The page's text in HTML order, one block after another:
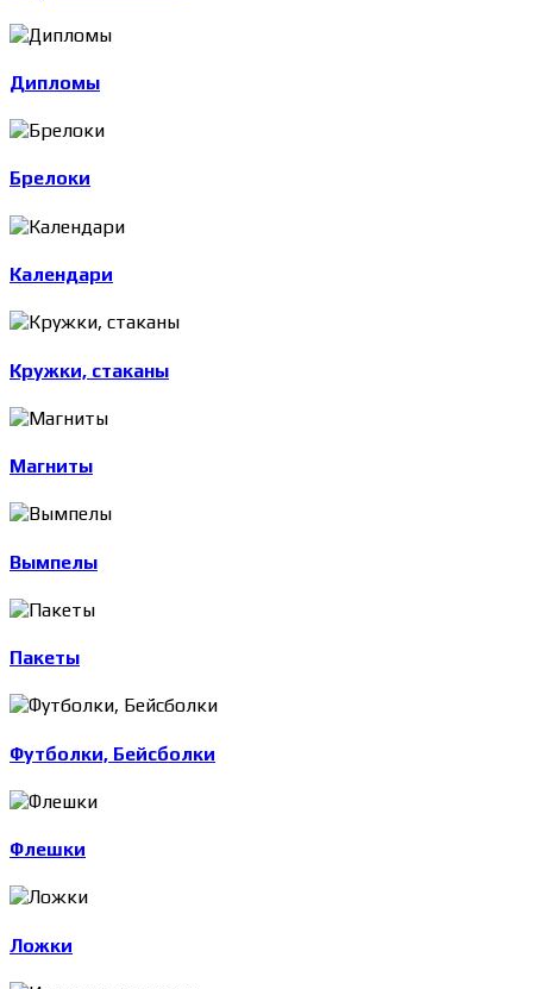
Дипломы
Брелоки
Календари
Кружки, стаканы
Магниты
Вымпелы
Пакеты
Футболки, Бейсболки
Флешки
Ложки